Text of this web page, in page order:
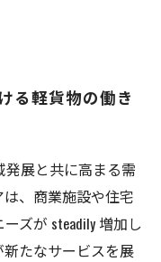
る軽貨物の働き
展と共に高まる需
、商業施設や住宅
ズが steadily 増加し
たなサービスを展